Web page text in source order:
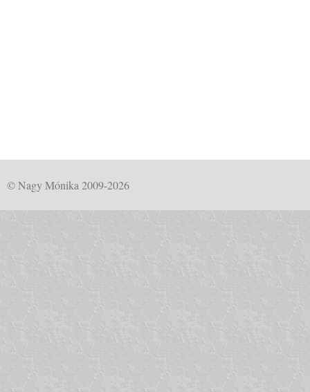
© Nagy Mónika 2009-2026